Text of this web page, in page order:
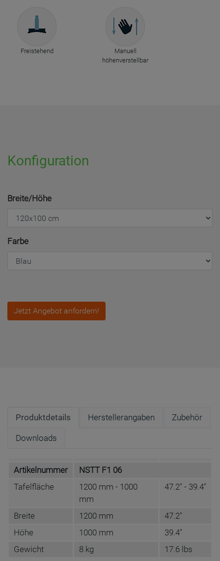
Freistehend
Manuell
höhenverstellbar
Konfiguration
Breite/Höhe
Farbe
Jetzt Angebot anfordern!
Produktdetails Herstellerangaben Zubehör
Downloads
Artikelnummer
NSTT F1 06
Tafelfläche
1200 mm - 1000
mm
47.2" - 39.4"
Breite 1200 mm
47.2"
Höhe
1000 mm
39.4"
Gewicht
8 kg 17.6 lbs